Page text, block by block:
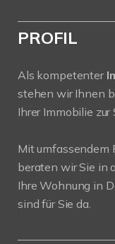
PROFIL
Als kompetenter
stehen wir Ihnen
Ihrer Immobilie zur
Mit umfassendem
beraten wir Sie in
Ihre Wohnung in
sind für Sie da.